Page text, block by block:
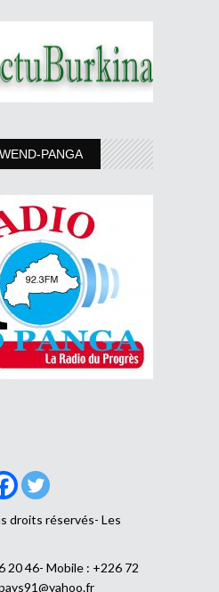
PANGA
droits réservés- Les
20 46- Mobile : +226 72